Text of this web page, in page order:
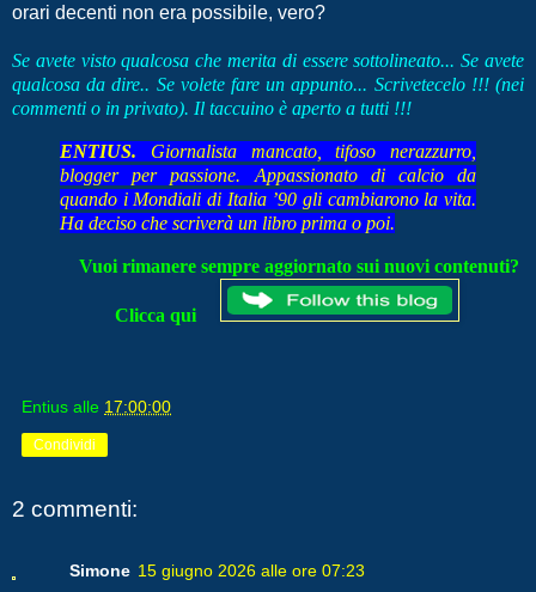
orari decenti non era possibile, vero?
Se avete visto qualcosa che merita di essere sottolineato... Se avete
qualcosa da dire.. Se volete fare un appunto... Scrivetecelo !!! (nei
commenti o in privato). Il taccuino è aperto a tutti !!!
ENTIUS. Giornalista mancato, tifoso nerazzurro,
blogger per passione. Appassionato di calcio da
quando i Mondiali di Italia ’90 gli cambiarono la vita.
Ha deciso che scriverà un libro prima o poi.
Vuoi rimanere sempre aggiornato sui nuovi contenuti?
Clicca qui
Entius alle 17:00:00
Condividi
2 commenti:
Simone 15 giugno 2026 alle ore 07:23